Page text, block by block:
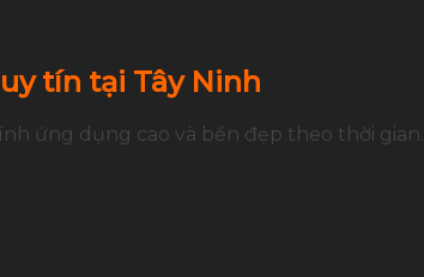
tín tại Tây Ninh
ứng dụng cao và bền đẹp theo thời gian.